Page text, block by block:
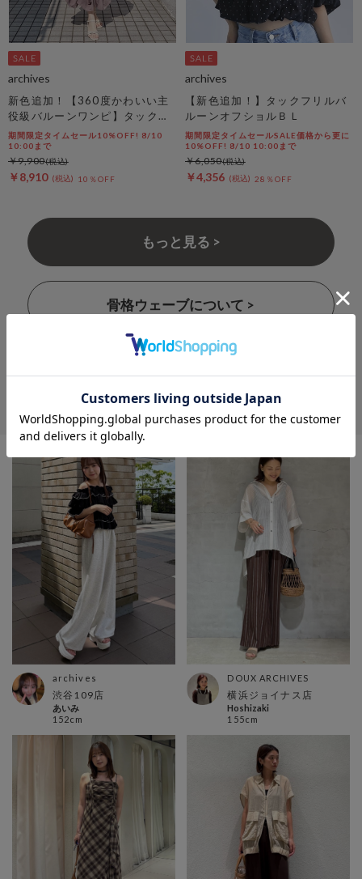
archives
新色追加！【360度かわいい主
役級バルーンワンピ】タックバ
ルーンノースリギャザーワンピ
ース
期間限定タイムセール10%OFF! 8/10
10:00まで
￥9,900
￥8,910 10％OFF
archives
【新色追加！】タックフリルバ
ルーンオフショルＢＬ
期間限定タイムセールSALE価格から更に
10%OFF! 8/10 10:00まで
￥6,050
￥4,356 28％OFF
もっと見る >
骨格ウェーブについて >
STAFF COORDINATE
archives
渋谷109店
あいみ
152cm
DOUX ARCHIVES
横浜ジョイナス店
Hoshizaki
155cm